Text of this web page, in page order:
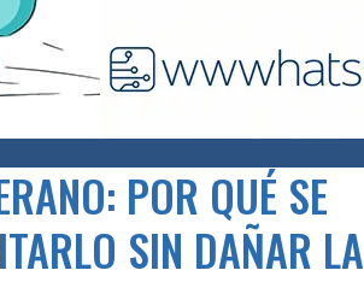
POR QUÉ SE
SIN DAÑAR LA